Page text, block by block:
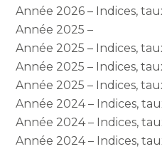
Année 2026 – Indices,
Année 2025 –
Année 2025 – Indices,
Année 2025 – Indices,
Année 2025 – Indices,
Année 2024 – Indices,
Année 2024 – Indices,
Année 2024 – Indices,